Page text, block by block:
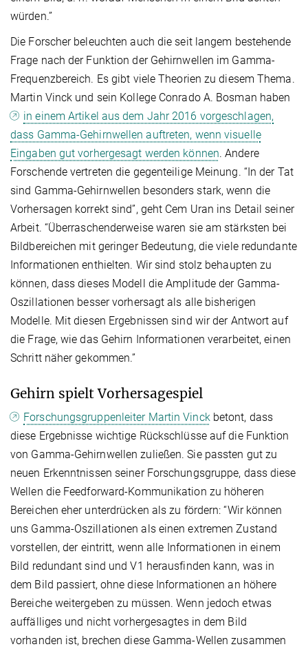
würden.”
Die Forscher beleuchten auch die seit langem bestehende
Frage nach der Funktion der Gehirnwellen im Gamma-
Frequenzbereich. Es gibt viele Theorien zu diesem Thema.
Martin Vinck und sein Kollege Conrado A. Bosman haben
in einem Artikel aus dem Jahr 2016 vorgeschlagen,
dass Gamma-Gehirnwellen auftreten, wenn visuelle
Eingaben gut vorhergesagt werden können. Andere
Forschende vertreten die gegenteilige Meinung. “In der Tat
sind Gamma-Gehirnwellen besonders stark, wenn die
Vorhersagen korrekt sind”, geht Cem Uran ins Detail seiner
Arbeit. “Überraschenderweise waren sie am stärksten bei
Bildbereichen mit geringer Bedeutung, die viele redundante
Informationen enthielten. Wir sind stolz behaupten zu
können, dass dieses Modell die Amplitude der Gamma-
Oszillationen besser vorhersagt als alle bisherigen
Modelle. Mit diesen Ergebnissen sind wir der Antwort auf
die Frage, wie das Gehirn Informationen verarbeitet, einen
Schritt näher gekommen.”
Gehirn spielt Vorhersagespiel
Forschungsgruppenleiter Martin Vinckbetont, dass
diese Ergebnisse wichtige Rückschlüsse auf die Funktion
von Gamma-Gehirnwellen zuließen. Sie passten gut zu
neuen Erkenntnissen seiner Forschungsgruppe, dass diese
Wellen die Feedforward-Kommunikation zu höheren
Bereichen eher unterdrücken als zu fördern: “Wir können
uns Gamma-Oszillationen als einen extremen Zustand
vorstellen, der eintritt, wenn alle Informationen in einem
Bild redundant sind und V1 herausfinden kann, was in
dem Bild passiert, ohne diese Informationen an höhere
Bereiche weitergeben zu müssen. Wenn jedoch etwas
auffälliges und nicht vorhergesagtes in dem Bild
vorhanden ist, brechen diese Gamma-Wellen zusammen